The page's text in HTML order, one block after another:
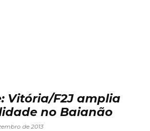
Vitória/F2J amplia
no Baianão
de 2013